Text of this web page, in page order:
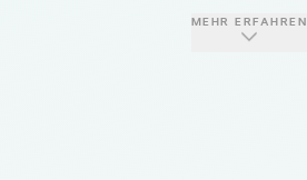
MEHR ERFAHREN